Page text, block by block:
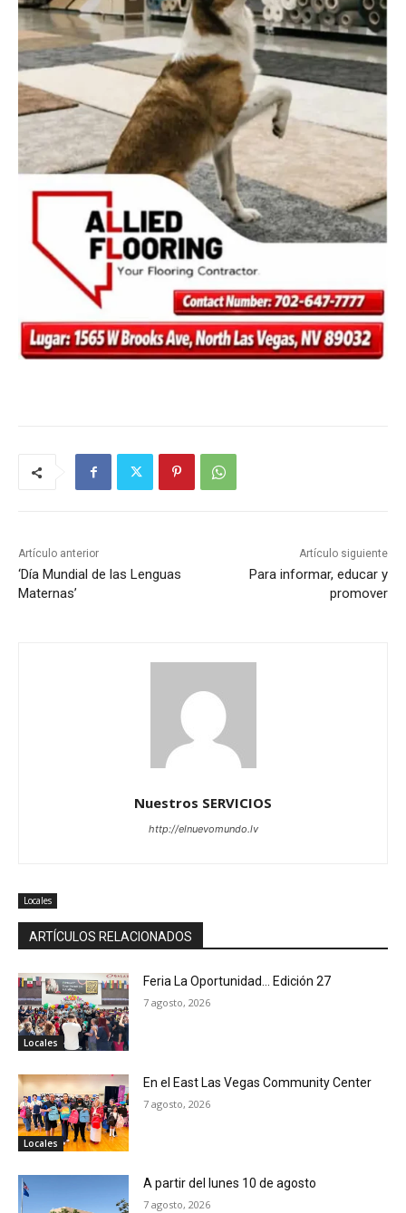
Artículo anterior
‘Día Mundial de las Lenguas
Maternas’
Artículo siguiente
Para informar, educar y
promover
Nuestros SERVICIOS
http://elnuevomundo.lv
Locales
ARTÍCULOS RELACIONADOS
Locales
Feria La Oportunidad… Edición 27
7 agosto, 2026
Locales
En el East Las Vegas Community Center
7 agosto, 2026
A partir del lunes 10 de agosto
7 agosto, 2026